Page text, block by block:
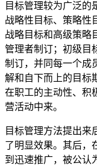
目标管理较为广泛的
战略性目标、策略性
战略目标和高级策略
管理者制订；初级目
制订，并同每一个成
解和自下而上的目标
在职工的主动性、积
营活动中来。
目标管理方法提出来
了明显效果。其后，
到迅速推广，被公认